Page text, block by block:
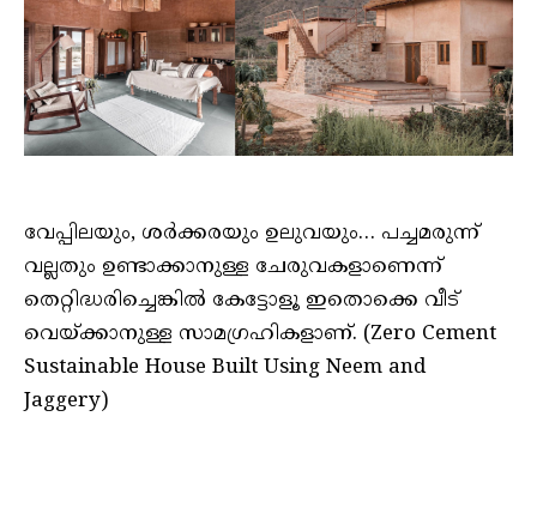
വേപ്പിലയും, ശർക്കരയും ഉലുവയും… പച്ചമരുന്ന്
വല്ലതും ഉണ്ടാക്കാനുള്ള ചേരുവകളാണെന്ന്
തെറ്റിദ്ധരിച്ചെങ്കിൽ കേട്ടോളൂ ഇതൊക്കെ വീട്
വെയ്ക്കാനുള്ള സാമഗ്രഹികളാണ്. (Zero Cement
Sustainable House Built Using Neem and
Jaggery)